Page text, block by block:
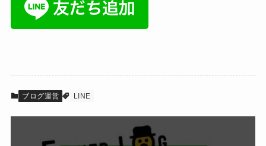
ブログ運営 LINE